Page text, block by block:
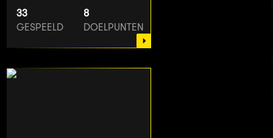
33
GESPEELD
8
DOELPUNTEN